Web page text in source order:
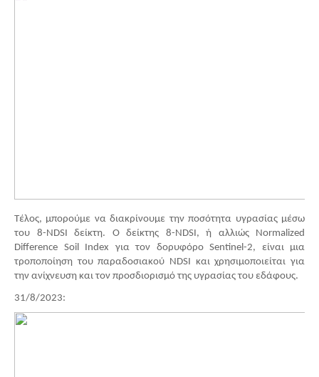
Τέλος, μπορούμε να διακρίνουμε την ποσότητα υγρασίας μέσω
του 8-NDSI δείκτη. Ο δείκτης 8-NDSI, ή αλλιώς Normalized
Difference Soil Index για τον δορυφόρο Sentinel-2, είναι μια
τροποποίηση του παραδοσιακού NDSI και χρησιμοποιείται για
την ανίχνευση και τον προσδιορισμό της υγρασίας του εδάφους.
31/8/2023: